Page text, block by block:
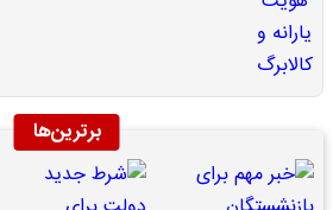
برترین‌ها